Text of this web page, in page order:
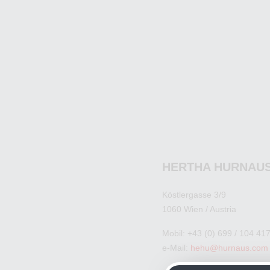
HERTHA
Köstlergasse 3/9
1060 Wien / Austria
Mobil: +43 (0) 699 / 104
e-Mail: hehu@hurnaus.com